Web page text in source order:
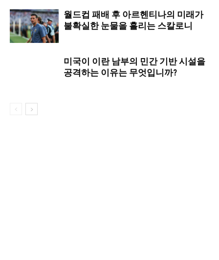
월드컵 패배 후 아르헨티나의 미래가
불확실한 눈물을 흘리는 스칼로니
미국이 이란 남부의 민간 기반 시설을
공격하는 이유는 무엇입니까?